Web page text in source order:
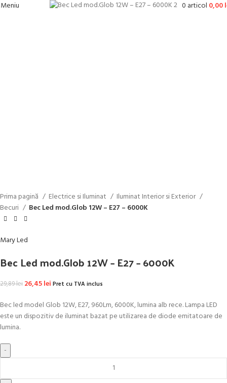
Meniu 0 articol 0,00
Prima pagină Electrice si Iluminat
Iluminat Interior si Exterior
Becuri
Bec Led mod.Glob 12W – E27 – 6000K
Mary Led
Bec Led mod.Glob 12W – E27 – 6000K
29,89lei Prețul inițial a fost: 29,89 lei.
26,45leiPrețul curent este: 26,45 lei.
Pret cu TVA inclus
Bec led model Glob 12W, E27, 960Lm, 6000K, lumina alb rece. Lampa LED
este un dispozitiv de iluminat bazat pe utilizarea de diode emitatoare de
lumina.
Cantitate Bec Led mod.Glob 12W - E27 - 6000K